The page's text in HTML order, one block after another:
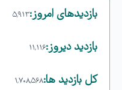
بازدیدهای امروز:۵,۹۱۳
بازدید دیروز:۱۱,۱۱۶
کل بازدید ها:۱,۷۰۸,۵۶۸